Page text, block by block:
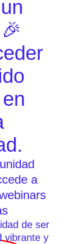
a
de ser
vibrante y